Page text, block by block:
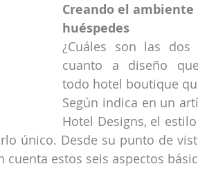
Creando el
huéspedes
¿Cuáles son las dos
cuanto a diseño
todo hotel boutique
Según indica en un
Hotel Designs, el
único. Desde su punto de
estos seis aspectos